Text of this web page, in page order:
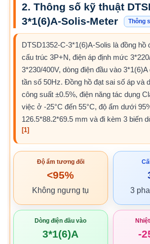
2. Thông số kỹ thuật
3*1(6)A-Solis-Meter
Thông
DTSD1352-C-3*1(6)A-Solis là đồng hồ
cấu trúc 3P+N, điện áp định mức
3*230/400V, dòng điện đầu vào 3*1(6)A
tần số 50Hz. Đồng hồ đạt sai số áp và
công suất ±0.5%, điện năng tác dụng
việc ở -25°C đến 55°C, độ ẩm dưới
126.5*88.2*69.5 mm và đi kèm 3 biến
[1]
Độ ẩm tương đối
<95%
Không ngưng tụ 3
Dòng điện đầu vào
3*1(6)A -